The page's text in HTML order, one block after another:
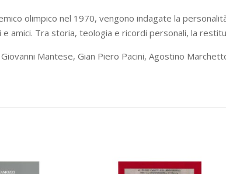
olimpico nel 1970, vengono indagate la
amici. Tra storia, teologia e ricordi personali, la
Mantese, Gian Piero Pacini, Agostino